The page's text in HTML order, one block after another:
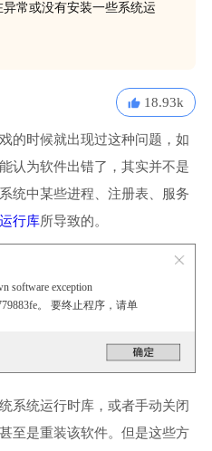
常或没有安装一些系统运
18.93k
的时候就出现过这种问题，如
认为软件出错了，其实并不是
统中某些进程、注册表、服务
行库所导致的。
software exception
。 要终止程序，请单
系统运行时库，或者手动关闭
至是重装该软件。但是这些方